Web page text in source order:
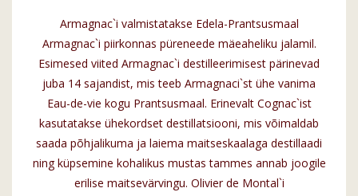
Armagnac`i valmistatakse Edela-Prantsusmaal
Armagnac`i piirkonnas püreneede mäeaheliku jalamil.
Esimesed viited Armagnac`i destilleerimisest pärinevad
juba 14 sajandist, mis teeb Armagnaci`st ühe vanima
Eau-de-vie kogu Prantsusmaal. Erinevalt Cognac`ist
kasutatakse ühekordset destillatsiooni, mis võimaldab
saada põhjalikuma ja laiema maitseskaalaga destillaadi
ning küpsemine kohalikus mustas tammes annab joogile
erilise maitsevärvingu. Olivier de Montal`i